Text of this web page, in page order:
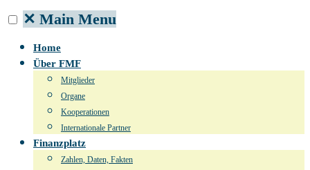
✕ Main Menu
Home
Über FMF
Mitglieder
Organe
Kooperationen
Internationale Partner
Finanzplatz
Zahlen, Daten, Fakten